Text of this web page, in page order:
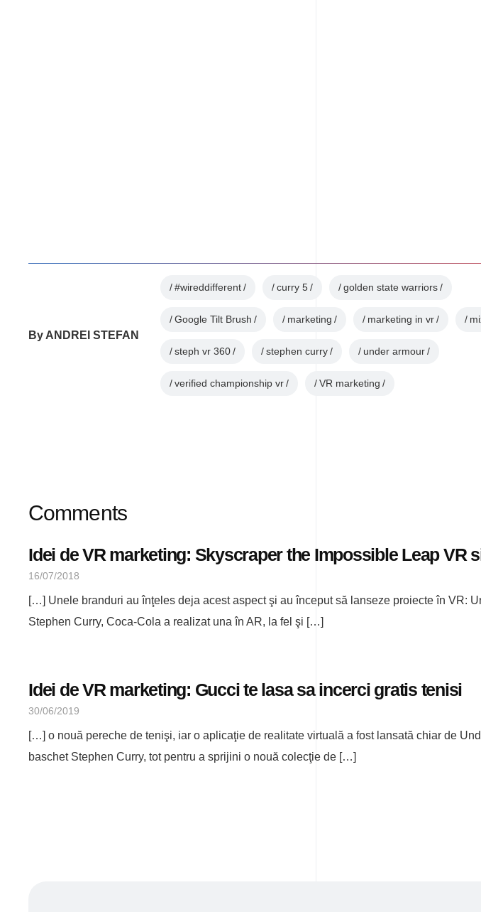
By ANDREI STEFAN
#wireddifferent curry 5 golden state warriors
Google Tilt Brush marketing marketing in vr
steph vr 360 stephen curry under armour
verified championship vr VR marketing
Comments
Idei de VR marketing: Skyscraper the Impossible Leap VR
16/07/2018
[…] Unele branduri au înţeles deja acest aspect şi au început să lanseze proiecte în VR:
Stephen Curry, Coca-Cola a realizat una în AR, la fel şi […]
Idei de VR marketing: Gucci te lasa sa incerci gratis tenisi
30/06/2019
[…] o nouă pereche de tenişi, iar o aplicaţie de realitate virtuală a fost lansată chiar de
baschet Stephen Curry, tot pentru a sprijini o nouă colecţie de […]